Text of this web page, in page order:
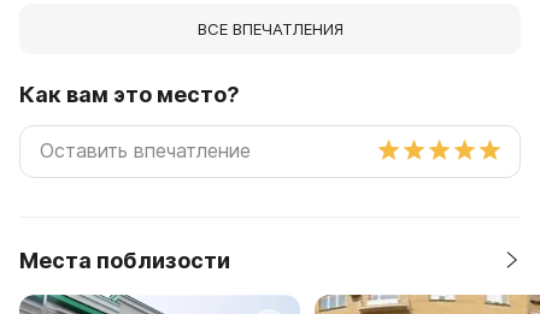
ВСЕ ВПЕЧАТЛЕНИЯ
Как вам это место?
Места поблизости